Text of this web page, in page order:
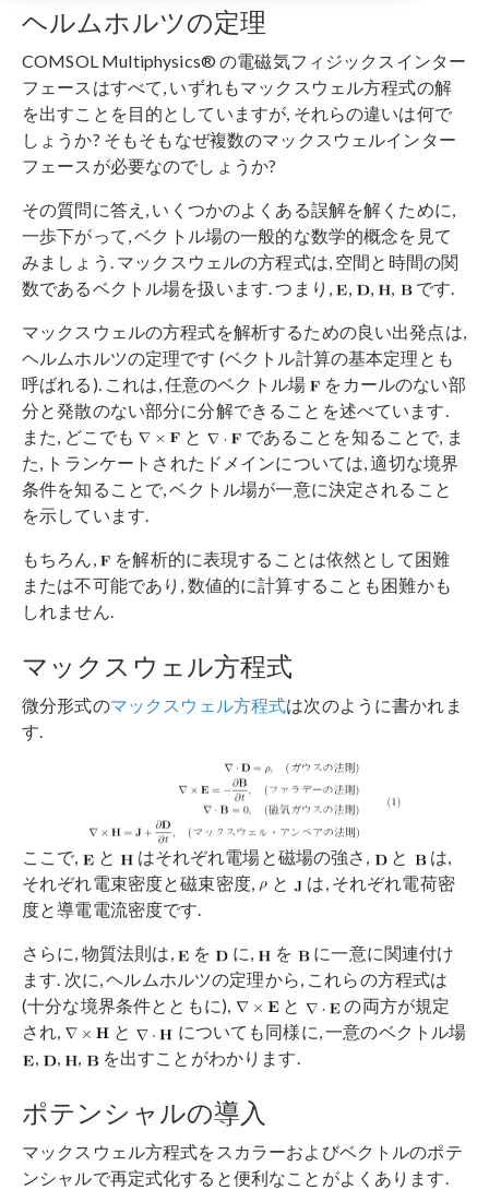
ヘルムホルツの定理
COMSOL Multiphysics® の電磁気フィジックスインター
フェースはすべて, いずれもマックスウェル方程式の解
を出すことを目的としていますが, それらの違いは何で
しょうか? そもそもなぜ複数のマックスウェルインター
フェースが必要なのでしょうか?
その質問に答え, いくつかのよくある誤解を解くために,
一歩下がって, ベクトル場の一般的な数学的概念を見て
みましょう. マックスウェルの方程式は, 空間と時間の関
数であるベクトル場を扱います. つまり,
, です.
マックスウェルの方程式を解析するための良い出発点は,
ヘルムホルツの定理です (ベクトル計算の基本定理とも
呼ばれる). これは, 任意のベクトル場
をカールのない部
分と発散のない部分に分解できることを述べています.
また, どこでも
と
であることを知ることで, ま
た, トランケートされたドメインについては, 適切な境界
条件を知ることで, ベクトル場が一意に決定されること
を示しています.
もちろん,
を解析的に表現することは依然として困難
または不可能であり, 数値的に計算することも困難かも
しれません.
マックスウェル方程式
微分形式のマックスウェル方程式は次のように書かれま
す.
ここで, と はそれぞれ電場と磁場の強さ, と
は,
それぞれ電束密度と磁束密度,
と
は, それぞれ電荷密
度と導電電流密度です.
さらに, 物質法則は, を に, を
に一意に関連付け
ます. 次に, ヘルムホルツの定理から, これらの方程式は
(十分な境界条件とともに),
と
の両方が規定
され,
と
についても同様に, 一意のベクトル場
,
, , を出すことがわかります.
ポテンシャルの導入
マックスウェル方程式をスカラーおよびベクトルのポテ
ンシャルで再定式化すると便利なことがよくあります.